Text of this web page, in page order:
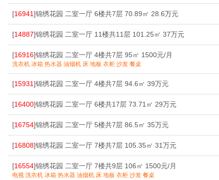
[16941]锦绣花园 二室一厅 6楼共7层 70.89㎡ 28.6万元
[14887]锦绣花园 二室一厅 11楼共11层 101.25㎡ 37万元
[16916]锦绣花园 二室一厅 4楼共7层 95㎡ 1500元/月
洗衣机 冰箱 热水器 油烟机 床 地板 衣柜 沙发 餐桌
[15931]锦绣花园 二室一厅 4楼共7层 94.6㎡ 39万元
[16400]锦绣花园 二室一厅 6楼共17层 73.71㎡ 29万元
[16754]锦绣花园 二室一厅 5楼共7层 86.5㎡ 35万元
[16808]锦绣花园 二室一厅 7楼共7层 105.35㎡ 31万元
[16554]锦绣花园 二室一厅 7楼共9层 106㎡ 1500元/月
电视 洗衣机 冰箱 热水器 油烟机 床 地板 衣柜 沙发 餐桌